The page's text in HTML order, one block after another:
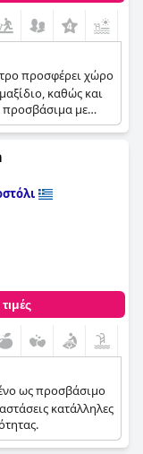
προσφέρει χώρο
καθώς και
προσβάσιμα με
στους
ως προσβάσιμο
κατάλληλες